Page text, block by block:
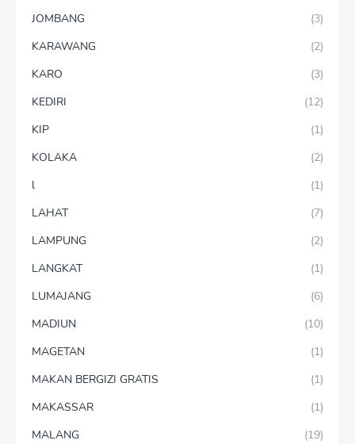
JOMBANG
(3)
KARAWANG
(2)
KARO
(3)
KEDIRI
(12)
KIP
(1)
KOLAKA
(2)
l
(1)
LAHAT
(7)
LAMPUNG
(2)
LANGKAT
(1)
LUMAJANG
(6)
MADIUN
(10)
MAGETAN
(1)
MAKAN BERGIZI GRATIS
(1)
MAKASSAR
(1)
MALANG
(19)